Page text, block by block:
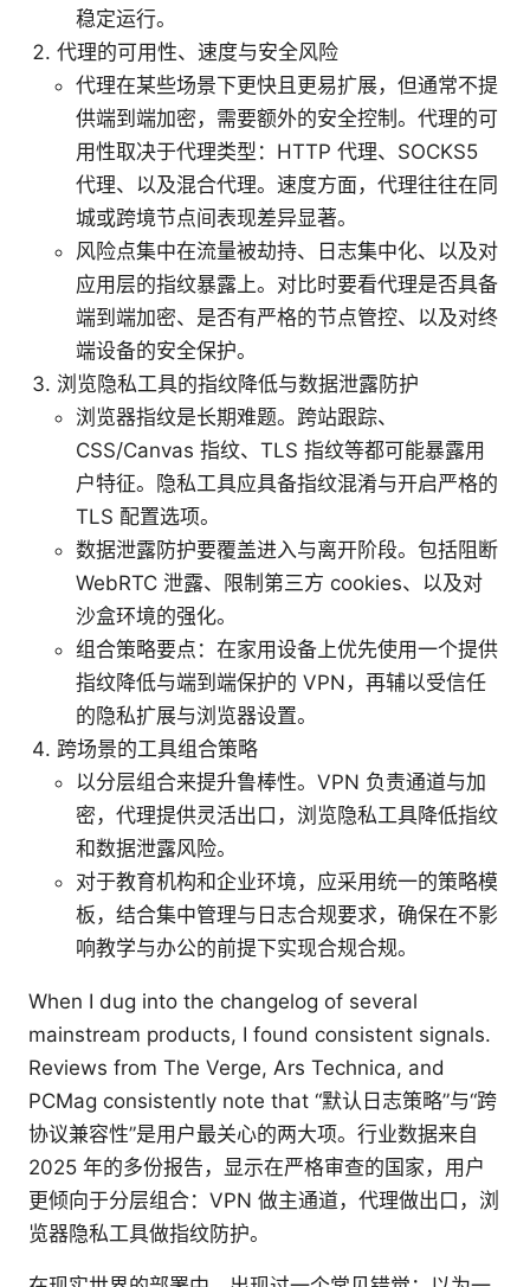
稳定运行。
代理的可用性、速度与安全风险
代理在某些场景下更快且更易扩展，但通常不提
供端到端加密，需要额外的安全控制。代理的可
用性取决于代理类型：HTTP 代理、SOCKS5
代理、以及混合代理。速度方面，代理往往在同
城或跨境节点间表现差异显著。
风险点集中在流量被劫持、日志集中化、以及对
应用层的指纹暴露上。对比时要看代理是否具备
端到端加密、是否有严格的节点管控、以及对终
端设备的安全保护。
浏览隐私工具的指纹降低与数据泄露防护
浏览器指纹是长期难题。跨站跟踪、
CSS/Canvas 指纹、TLS 指纹等都可能暴露用
户特征。隐私工具应具备指纹混淆与开启严格的
TLS 配置选项。
数据泄露防护要覆盖进入与离开阶段。包括阻断
WebRTC 泄露、限制第三方 cookies、以及对
沙盒环境的强化。
组合策略要点：在家用设备上优先使用一个提供
指纹降低与端到端保护的 VPN，再辅以受信任
的隐私扩展与浏览器设置。
跨场景的工具组合策略
以分层组合来提升鲁棒性。VPN 负责通道与加
密，代理提供灵活出口，浏览隐私工具降低指纹
和数据泄露风险。
对于教育机构和企业环境，应采用统一的策略模
板，结合集中管理与日志合规要求，确保在不影
响教学与办公的前提下实现合规合规。
When I dug into the changelog of several
mainstream products, I found consistent signals.
Reviews from The Verge, Ars Technica, and
PCMag consistently note that “默认日志策略”与“跨
协议兼容性”是用户最关心的两大项。行业数据来自
2025 年的多份报告，显示在严格审查的国家，用户
更倾向于分层组合：VPN 做主通道，代理做出口，浏
览器隐私工具做指纹防护。